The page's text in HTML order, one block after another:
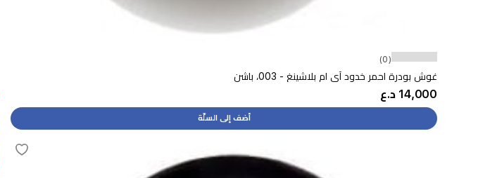
(0)
غوش بودرة احمر خدود آي ام بلاشينغ - 003، باشن
14,000 د.ع
أضف إلى السلّة